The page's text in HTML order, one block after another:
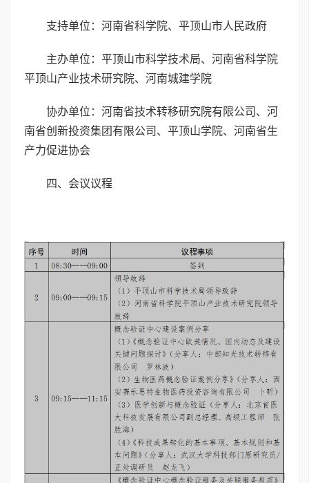
支持单位：河南省科学院、平顶山市人民政府
主办单位：平顶山市科学技术局、河南省科学院
平顶山产业技术研究院、河南城建学院
协办单位：河南省技术转移研究院有限公司、河
南省创新投资集团有限公司、平顶山学院、河南省生
产力促进协会
四、会议议程